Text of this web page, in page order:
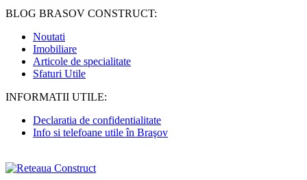
BLOG BRASOV CONSTRUCT:
Noutati
Imobiliare
Articole de specialitate
Sfaturi Utile
INFORMATII UTILE:
Declaratia de confidentialitate
Info si telefoane utile în Braşov